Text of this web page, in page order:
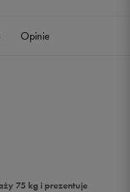
Opinie
75 kg i prezentuje